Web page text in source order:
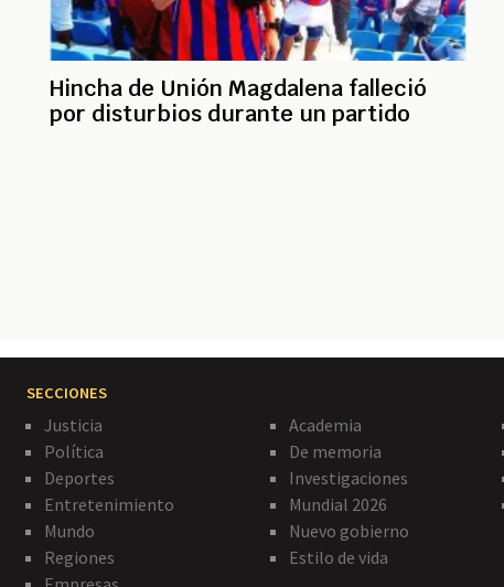
Hincha de Unión Magdalena falleció
por disturbios durante un partido
SECCIONES
Justicia
Política
Deportes
Entretenimiento
Mundo
Regiones
Academia
De memoria
Investigaciones
Mundial 2026
Nuevo gobierno
Estilo de vida